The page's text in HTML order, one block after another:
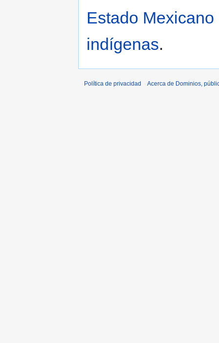
Estado
indígenas.
Política de privacidad Acerca de Dominios,